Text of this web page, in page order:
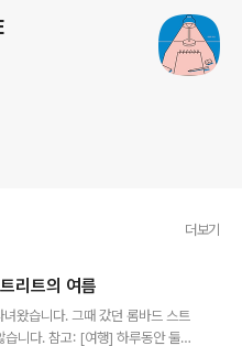
더보기
리트의 여름
왔습니다. 그때 갔던 롬바드 스트
니다. 참고: [여행] 하루동안 둘러